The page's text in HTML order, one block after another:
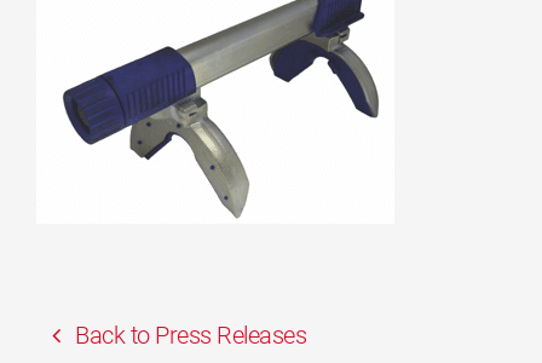
Back to Press Releases